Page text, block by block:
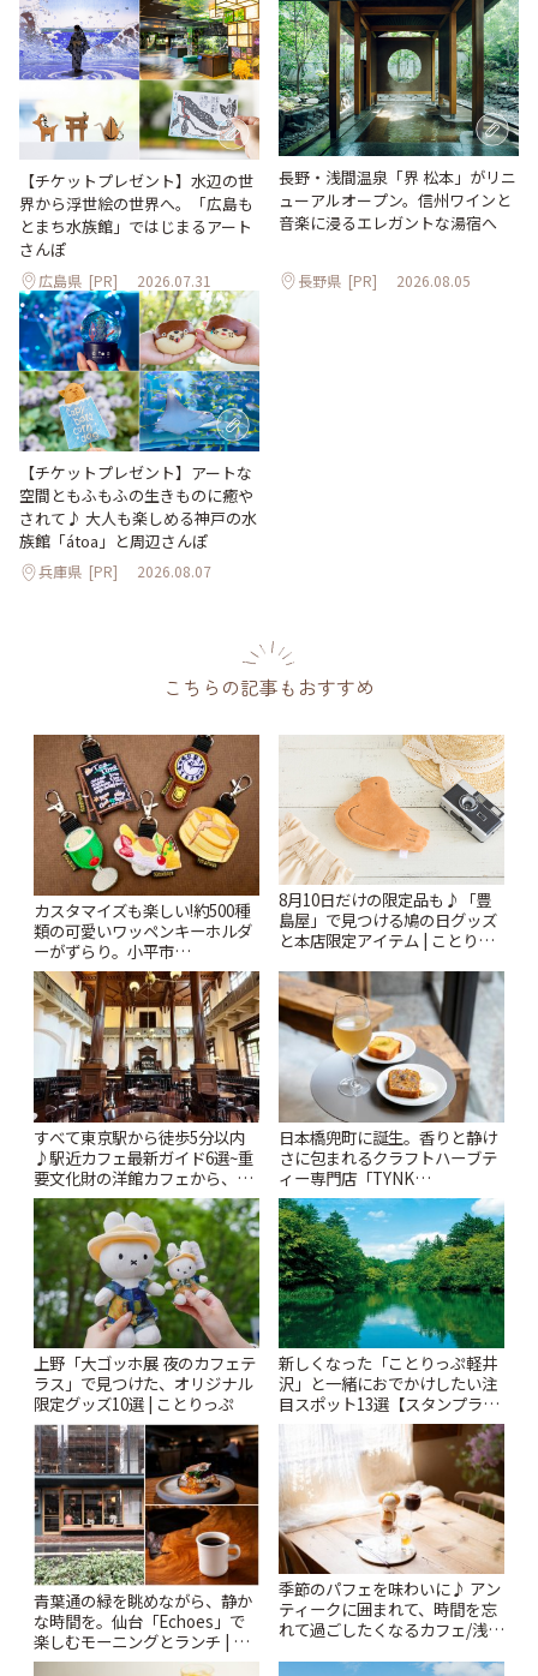
【チケットプレゼント】水辺の世
界から浮世絵の世界へ。「広島も
とまち水族館」ではじまるアート
さんぽ
広島県 [PR] 2026.07.31
長野・浅間温泉「界 松本」がリニ
ューアルオープン。信州ワインと
音楽に浸るエレガントな湯宿へ
長野県 [PR] 2026.08.05
【チケットプレゼント】アートな
空間ともふもふの生きものに癒や
されて♪ 大人も楽しめる神戸の水
族館「átoa」と周辺さんぽ
兵庫県 [PR] 2026.08.07
こちらの記事もおすすめ
カスタマイズも楽しい!約500種
類の可愛いワッペンキーホルダ
ーがずらり。小平市
「Kimamaya T&K」 | ことりっ
ぷ
8月10日だけの限定品も♪「豊
島屋」で見つける鳩の日グッズ
と本店限定アイテム | ことりっ
すべて東京駅から徒歩5分以内
♪駅近カフェ最新ガイド6選~重
要文化財の洋館カフェから、改
札すぐのレトロ喫茶まで~ | こと
りっぷ
日本橋兜町に誕生。香りと静け
さに包まれるクラフトハーブテ
ィー専門店「TYNK
Kabutocho」 | ことりっぷ
上野「大ゴッホ展 夜のカフェテ
ラス」で見つけた、オリジナル
限定グッズ10選 | ことりっぷ
新しくなった「ことりっぷ軽井
沢」と一緒におでかけしたい注
目スポット13選【スタンプラリ
ー開催中】 | ことりっぷ
青葉通の緑を眺めながら、静か
な時間を。仙台「Echoes」で
楽しむモーニングとランチ | こ
とりっぷ
季節のパフェを味わいに♪ アン
ティークに囲まれて、時間を忘
れて過ごしたくなるカフェ/浅草